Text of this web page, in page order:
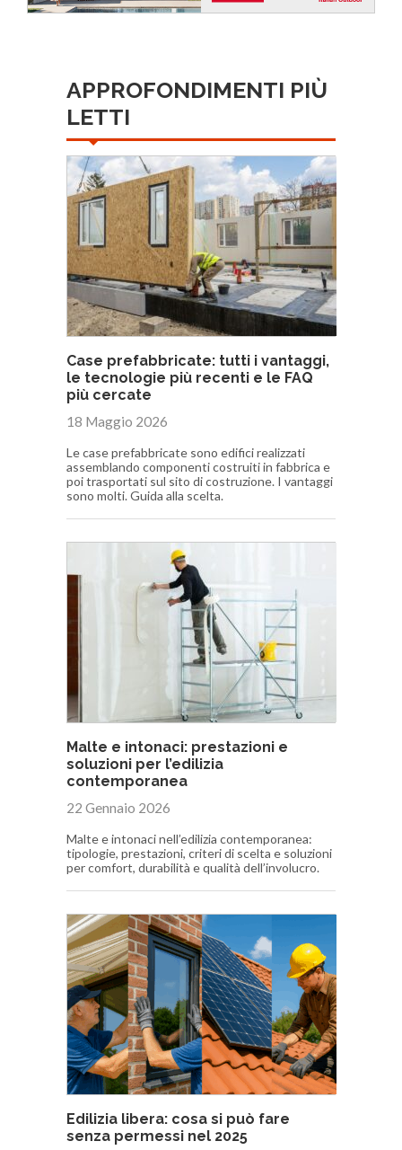
APPROFONDIMENTI PIÙ
LETTI
Case prefabbricate: tutti i vantaggi,
le tecnologie più recenti e le FAQ
più cercate
18 Maggio 2026
Le case prefabbricate sono edifici realizzati
assemblando componenti costruiti in fabbrica e
poi trasportati sul sito di costruzione. I vantaggi
sono molti. Guida alla scelta.
Malte e intonaci: prestazioni e
soluzioni per l’edilizia
contemporanea
22 Gennaio 2026
Malte e intonaci nell’edilizia contemporanea:
tipologie, prestazioni, criteri di scelta e soluzioni
per comfort, durabilità e qualità dell’involucro.
Edilizia libera: cosa si può fare
senza permessi nel 2025